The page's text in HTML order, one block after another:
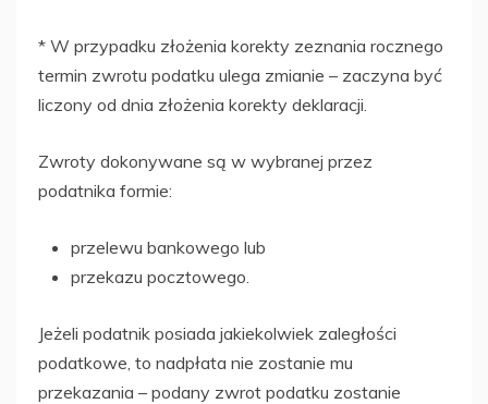
* W przypadku złożenia korekty zeznania rocznego
termin zwrotu podatku ulega zmianie – zaczyna być
liczony od dnia złożenia korekty deklaracji.
Zwroty dokonywane są w wybranej przez
podatnika formie:
przelewu bankowego lub
przekazu pocztowego.
Jeżeli podatnik posiada jakiekolwiek zaległości
podatkowe, to nadpłata nie zostanie mu
przekazania – podany zwrot podatku zostanie